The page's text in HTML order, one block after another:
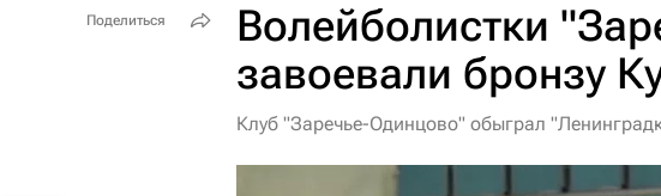
Волейболистки
завоевали бронзу
Клуб "Заречье-Одинцово" обыграл
Поделиться